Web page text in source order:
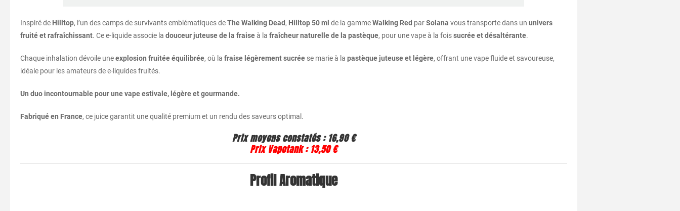
Inspiré de Hilltop, l’un des camps de survivants emblématiques deThe Walking Dead, Hilltop 50 ml de la gammeWalking Red parSolana vous transporte dans un univers
fruité et rafraîchissant. Ce e-liquide associe la douceur juteuse de la fraiseà la fraîcheur naturelle de la pastèque, pour une vape à la foissucrée et désaltérante.
Chaque inhalation dévoile uneexplosion fruitée équilibrée, où la fraise légèrement sucrée se marie à la pastèque juteuse et légère, offrant une vape fluide et savoureuse,
idéale pour les amateurs de e-liquides fruités.
Un duo incontournable pour une vape estivale, légère et gourmande.
Fabriqué en France, ce juice garantit une qualité premium et un rendu des saveurs optimal.
Prix moyens constatés :16,90 €
Prix Vapotank :13,50 €
Profil Aromatique